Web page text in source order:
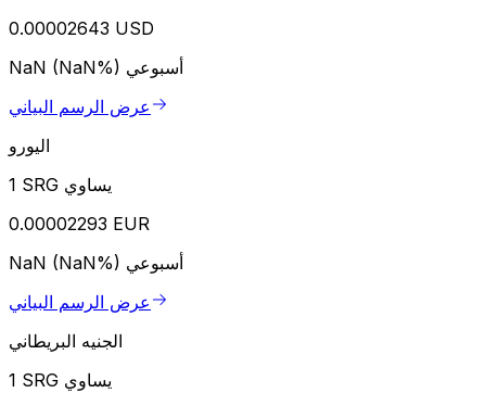
0.00002643 USD
NaN (NaN%) أسبوعي
عرض الرسم البياني
اليورو
1 SRG يساوي
0.00002293 EUR
NaN (NaN%) أسبوعي
عرض الرسم البياني
الجنيه البريطاني
1 SRG يساوي